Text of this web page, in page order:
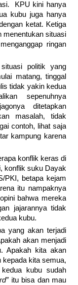
KPU kini hanya
kubu juga hanya
ketat. Ketiga
menentukan situasi
ringan
politik yang
matang, tinggal
tidak yakin kedua
sepenuhnya
ditetapkan
masalah, tidak
contoh, lihat saja
kampung karena
konflik keras di
konflik suku Dayak
PKI, betapa kejam
itu nampaknya
bahwa mereka
jajarannya tidak
kubu.
yang akan terjadi
akan menjadi
Apakah kita akan
kepada kita semua,
kubu sudah
itu bisa dan mau